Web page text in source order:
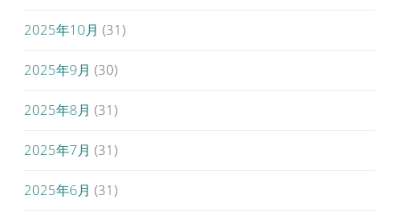
2025年10月 (31)
2025年9月 (30)
2025年8月 (31)
2025年7月 (31)
2025年6月 (31)